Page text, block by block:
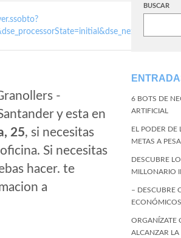
-
y esta en
25, si necesitas
Si necesitas
hacer. te
a
BUSCAR
6 BOTS DE
ARTIFICIAL
EL PODER DE
METAS A
DESCUBRE
MILLONARIO
– DESCUBRE
ORGANÍZATE
ALCANZAR LA